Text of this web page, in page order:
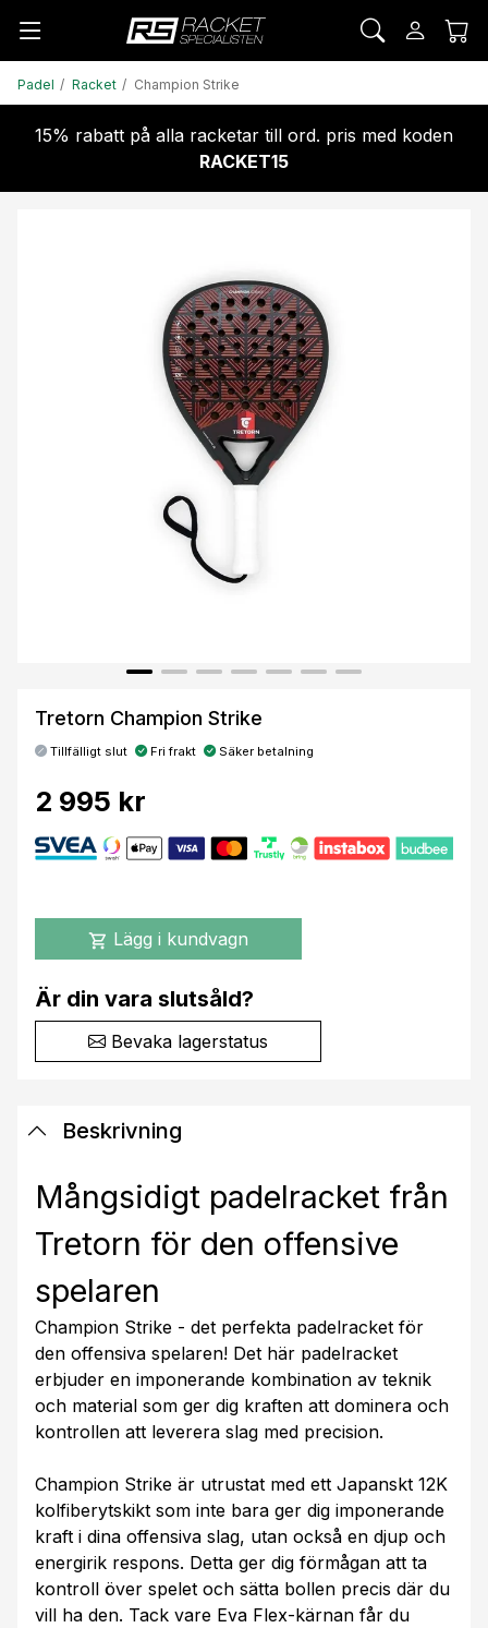
Padel Racket Champion Strike
15% rabatt på alla racketar till ord. pris med koden
RACKET15
Tretorn Champion Strike
Tillfälligt slut Fri frakt Säker betalning
2 995 kr
shopping_cart Lägg i kundvagn
Är din vara slutsåld?
Bevaka lagerstatus
Beskrivning
Mångsidigt padelracket från
Tretorn för den offensive
spelaren
Champion Strike - det perfekta padelracket för
den offensiva spelaren! Det här padelracket
erbjuder en imponerande kombination av teknik
och material som ger dig kraften att dominera och
kontrollen att leverera slag med precision.
Champion Strike är utrustat med ett Japanskt 12K
kolfiberytskikt som inte bara ger dig imponerande
kraft i dina offensiva slag, utan också en djup och
energirik respons. Detta ger dig förmågan att ta
kontroll över spelet och sätta bollen precis där du
vill ha den. Tack vare Eva Flex-kärnan får du